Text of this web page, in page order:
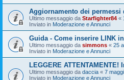
Aggiornamento dei permessi
Ultimo messaggio da Starfighter84 «
Inviato in Moderazione e Annunci
Guida - Come inserire LINK
Ultimo messaggio da simmons « 25
Inviato in Moderazione e Annunci
LEGGERE
Ultimo messaggio da daccia « 7
Inviato in Moderazione e Annunci